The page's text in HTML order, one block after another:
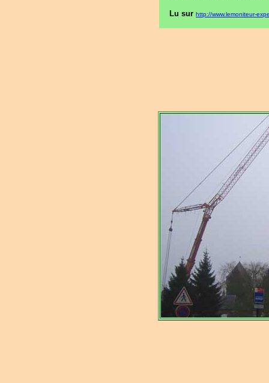
Lu sur http://www.lemoniteur-